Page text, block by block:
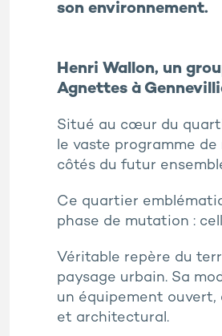
son environnement.
Henri Wallon, un
Agnettes à
Situé au cœur du
le vaste programme
côtés du futur
Ce quartier
phase de mutation :
Véritable repère du
paysage urbain. Sa
un équipement ouvert,
et architectural.